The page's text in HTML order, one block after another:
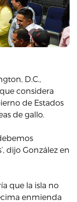
D.C.,
considera
de Estados
de gallo.
dijo González en
que la isla no
enmienda